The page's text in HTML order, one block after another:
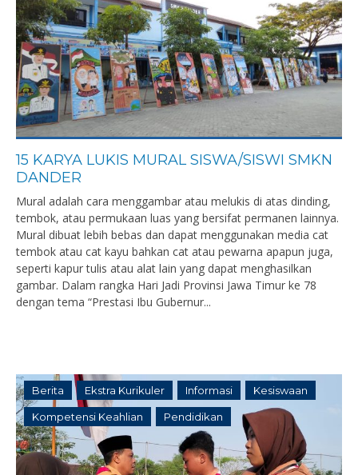
15 KARYA LUKIS MURAL SISWA/SISWI SMKN
DANDER
Mural adalah cara menggambar atau melukis di atas dinding,
tembok, atau permukaan luas yang bersifat permanen lainnya.
Mural dibuat lebih bebas dan dapat menggunakan media cat
tembok atau cat kayu bahkan cat atau pewarna apapun juga,
seperti kapur tulis atau alat lain yang dapat menghasilkan
gambar. Dalam rangka Hari Jadi Provinsi Jawa Timur ke 78
dengan tema “Prestasi Ibu Gubernur...
Berita Ekstra Kurikuler Informasi Kesiswaan
Kompetensi Keahlian Pendidikan